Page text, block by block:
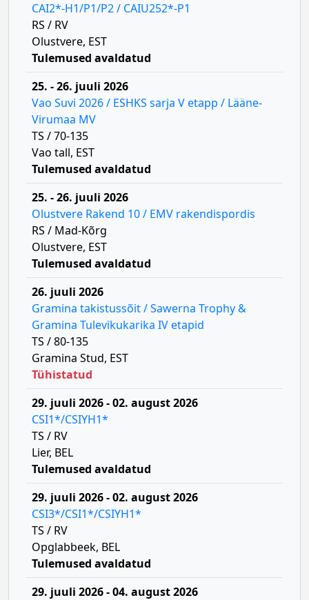
CAI2*-H1/P1/P2 / CAIU252*-P1
RS / RV
Olustvere, EST
Tulemused avaldatud
25. - 26. juuli 2026
Vao Suvi 2026 / ESHKS sarja V etapp / Lääne-
Virumaa MV
TS / 70-135
Vao tall, EST
Tulemused avaldatud
25. - 26. juuli 2026
Olustvere Rakend 10 / EMV rakendispordis
RS / Mad-Kõrg
Olustvere, EST
Tulemused avaldatud
26. juuli 2026
Gramina takistussõit / Sawerna Trophy &
Gramina Tulevikukarika IV etapid
TS / 80-135
Gramina Stud, EST
Tühistatud
29. juuli 2026 - 02. august 2026
CSI1*/CSIYH1*
TS / RV
Lier, BEL
Tulemused avaldatud
29. juuli 2026 - 02. august 2026
CSI3*/CSI1*/CSIYH1*
TS / RV
Opglabbeek, BEL
Tulemused avaldatud
29. juuli 2026 - 04. august 2026